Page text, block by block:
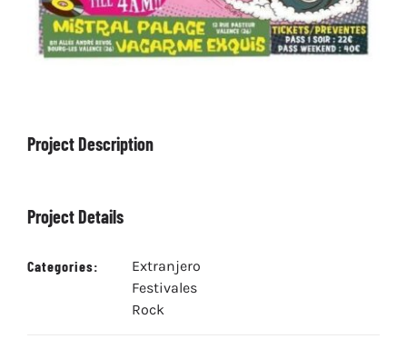
Project Description
Project Details
Categories:
Extranjero
Festivales
Rock